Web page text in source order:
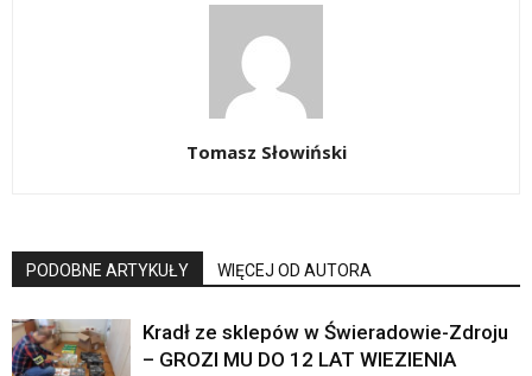
Tomasz Słowiński
PODOBNE ARTYKUŁY WIĘCEJ OD AUTORA
Kradł ze sklepów w Świeradowie-Zdroju
– GROZI MU DO 12 LAT WIEZIENIA